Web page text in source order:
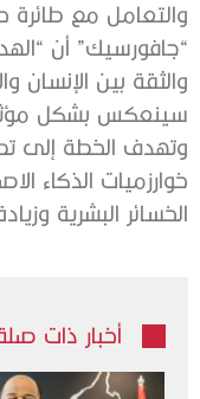
والتعامل مع طائرة
“جافورسيك” أن
والثقة بين الإنسان
سينعكس بشكل
خوارزميات الذكاء
الخسائر البشرية
أخبار ذات